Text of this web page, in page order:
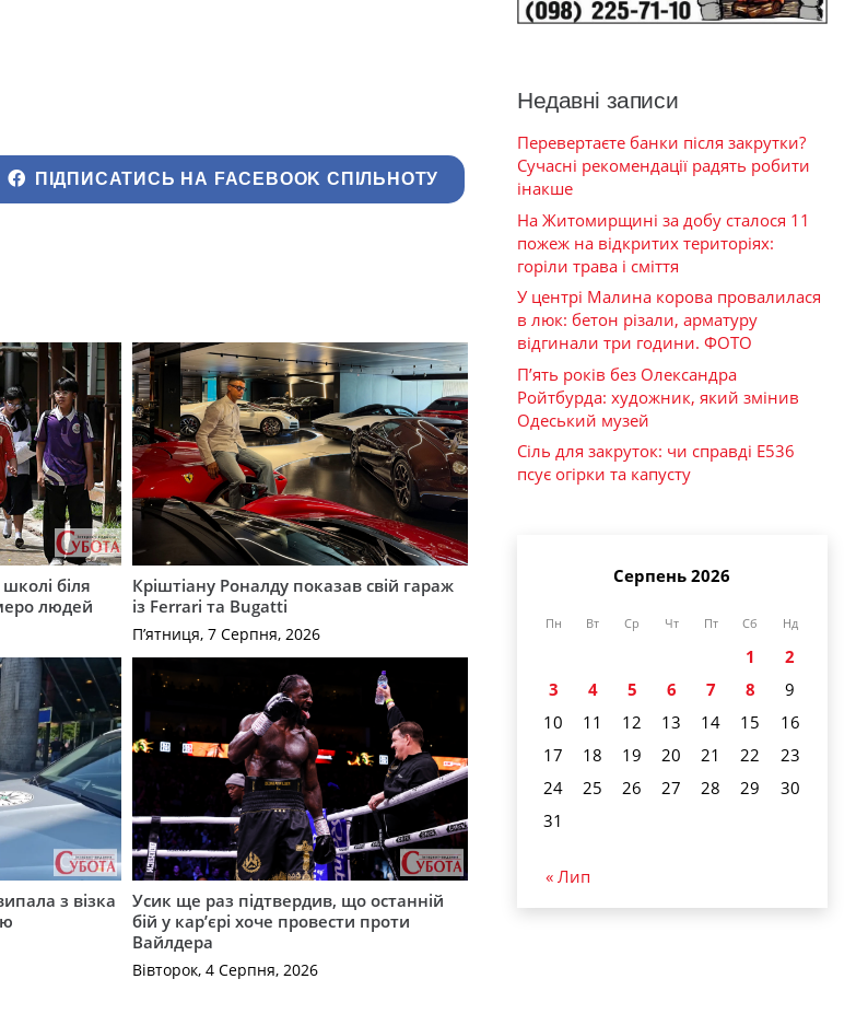
ПІДПИСАТИСЬ НА FACEBOOK СПІЛЬНОТУ
біля
людей
Кріштіану Роналду показав свій гараж
із Ferrari та Bugatti
П’ятниця, 7 Серпня, 2026
з візка
Усик ще раз підтвердив, що останній
бій у кар’єрі хоче провести проти
Вайлдера
Вівторок, 4 Серпня, 2026
Недавні записи
Перевертаєте банки після закрутки?
Сучасні рекомендації радять робити
інакше
На Житомирщині за добу сталося 11
пожеж на відкритих територіях:
горіли трава і сміття
У центрі Малина корова провалилася
в люк: бетон різали, арматуру
відгинали три години. ФОТО
П’ять років без Олександра
Ройтбурда: художник, який змінив
Одеський музей
Сіль для закруток: чи справді Е536
псує огірки та капусту
Серпень 2026
Пн Вт Ср Чт Пт Сб Нд
1
2
3
4 5 6 7 8
9
10
11 12 13 14 15
16
17
18 19 20 21 22
23
24
25 26 27 28 29
30
31
« Лип